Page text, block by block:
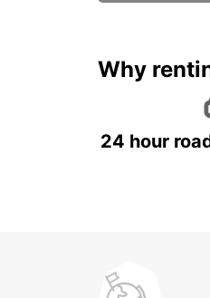
Why
24 hour